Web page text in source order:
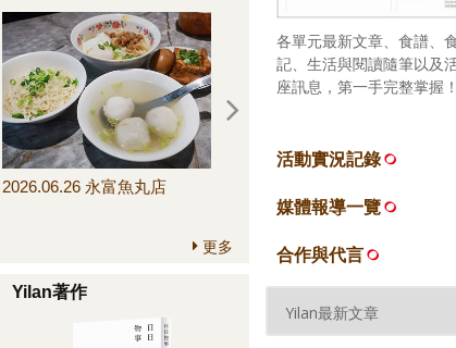
變奏
利麵
2026.06.26 永富魚丸店
更多
Yilan著作
各單元最新文章、食譜、
記、生活與閱讀隨筆以及
座訊息，第一手完整掌握！
活動實況記錄
媒體報導一覽
合作與代言